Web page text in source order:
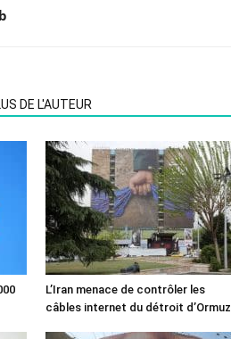
DE L'AUTEUR
L’Iran menace de contrôler les
câbles internet du détroit d’Ormuz